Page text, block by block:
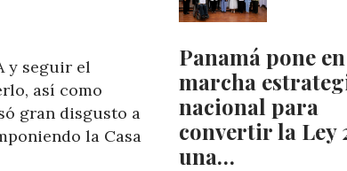
y seguir el
así como
gran disgusto a
la Casa
Panamá pone en
marcha
nacional para
convertir la Ley
una…